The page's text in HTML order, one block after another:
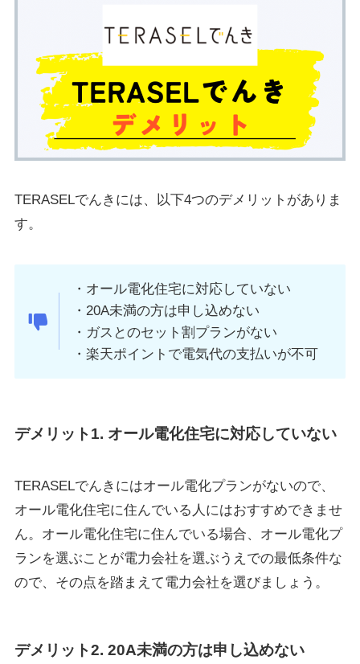
TERASELでんきには、以下4つのデメリットがありま
す。
・オール電化住宅に対応していない
・20A未満の方は申し込めない
・ガスとのセット割プランがない
・楽天ポイントで電気代の支払いが不可
デメリット1. オール電化住宅に対応していない
TERASELでんきにはオール電化プランがないので、
オール電化住宅に住んでいる人にはおすすめできませ
ん。オール電化住宅に住んでいる場合、オール電化プ
ランを選ぶことが電力会社を選ぶうえでの最低条件な
ので、その点を踏まえて電力会社を選びましょう。
デメリット2. 20A未満の方は申し込めない